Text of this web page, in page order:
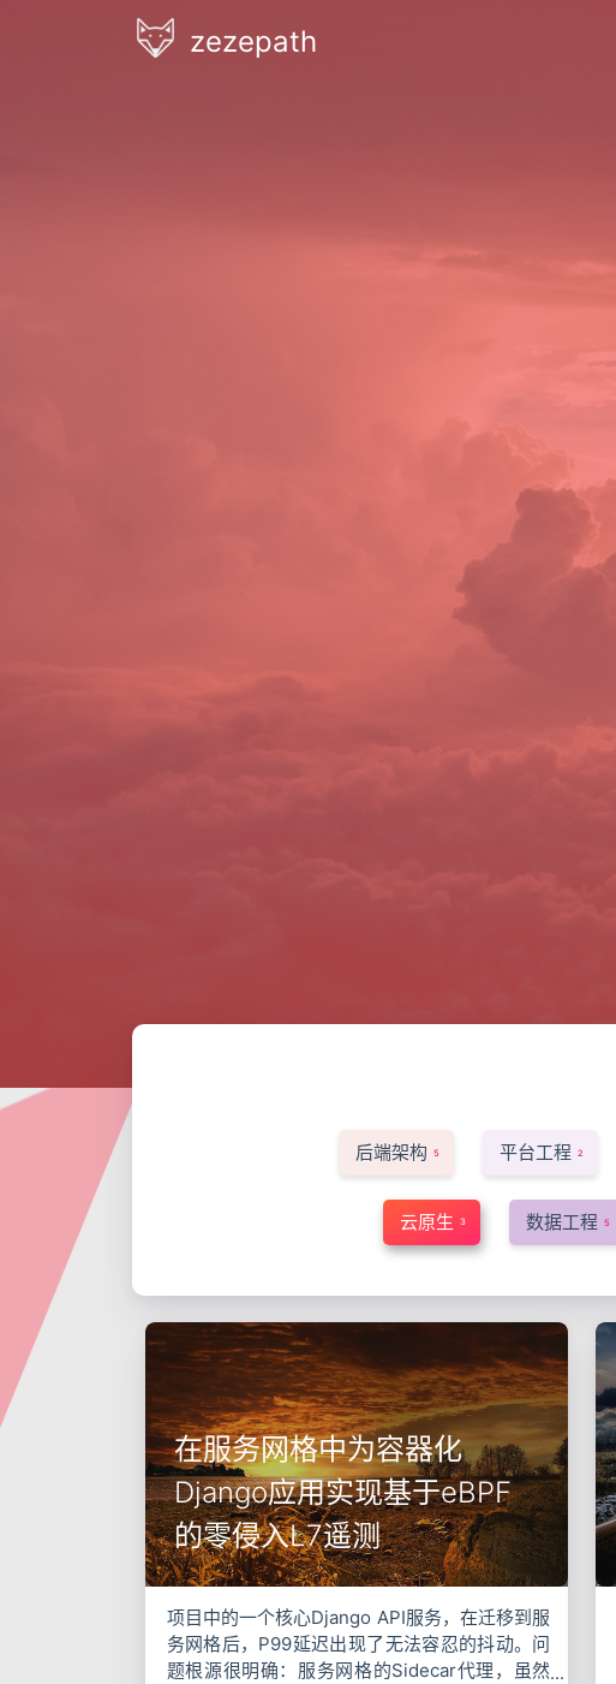
zezepath
后端架构 5 平台工程 2
云原生 3 数据工程 5
在服务网格中为容器化
Django应用实现基于eBPF
的零侵入L7遥测
项目中的一个核心Django API服务，在迁移到服
务网格后，P99延迟出现了无法容忍的抖动。问
题根源很明确：服务网格的Sidecar代理，虽然